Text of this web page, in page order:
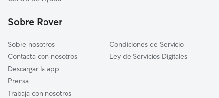
Hontanares de Eresma
Sobre Rover
Sobre nosotros
Contacta con nosotros
Descargar la app
Prensa
Trabaja con nosotros
Condiciones de Servicio
Ley de Servicios Digitales